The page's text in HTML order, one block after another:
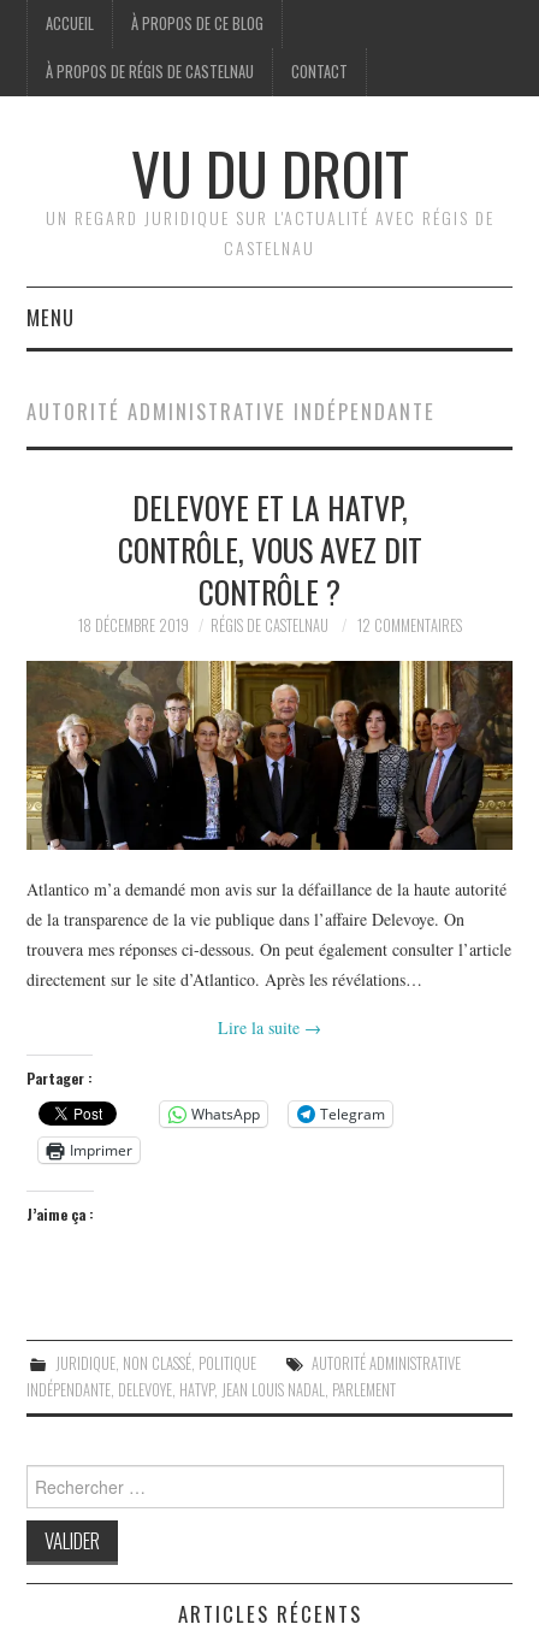
ACCUEIL À PROPOS DE CE BLOG
À PROPOS DE RÉGIS DE CASTELNAU CONTACT
VU DU DROIT
UN REGARD JURIDIQUE SUR L'ACTUALITÉ AVEC RÉGIS DE
CASTELNAU
MENU
BRÈVES
JURIDIQUE
POLITIQUE
HISTOIRE
CULTURE
SPORT
AUTORITÉ ADMINISTRATIVE INDÉPENDANTE
DELEVOYE ET LA HATVP,
CONTRÔLE, VOUS AVEZ DIT
CONTRÔLE ?
18 DÉCEMBRE 2019 RÉGIS DE CASTELNAU 12 COMMENTAIRES
Atlantico m’a demandé mon avis sur la défaillance de la haute autorité
de la transparence de la vie publique dans l’affaire Delevoye. On
trouvera mes réponses ci-dessous. On peut également consulter l’article
directement sur le site d’Atlantico. Après les révélations…
Lire la suite →
Partager :
WhatsApp
Telegram
Imprimer
J’aime ça :
JURIDIQUE, NON CLASSÉ, POLITIQUE
AUTORITÉ ADMINISTRATIVE
INDÉPENDANTE, DELEVOYE, HATVP, JEAN LOUIS NADAL, PARLEMENT
Search
for:
ARTICLES RÉCENTS